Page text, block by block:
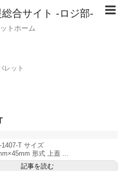
合サイト -ロジ部-
トホーム
レット
T サイズ
形式 上蓋 ...
記事を読む